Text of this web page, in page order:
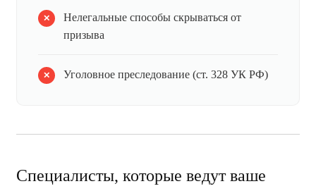
Нелегальные способы скрываться от
призыва
Уголовное преследование (ст. 328 УК РФ)
Специалисты, которые ведут ваше